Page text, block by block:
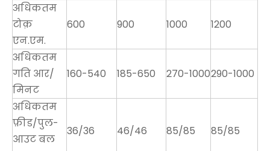
अधिकतम
टोक़
एन.एम.
600 900 1000 1200
अधिकतम
गति आर/
मिनट
160-540 185-650 270-1000290-1000
अधिकतम
फ़ीड/पुल-
आउट बल
36/36 46/46 85/85 85/85